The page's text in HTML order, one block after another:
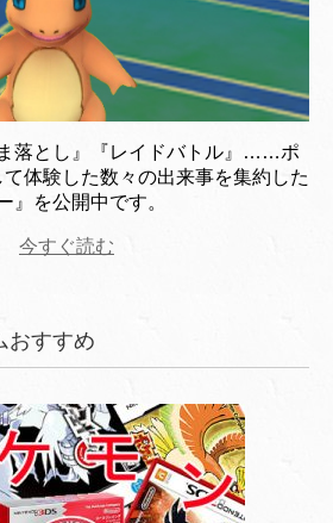
ま落とし』『レイドバトル』……ポ
体験した数々の出来事を集約した
』を公開中です。
今すぐ読む
おすすめ